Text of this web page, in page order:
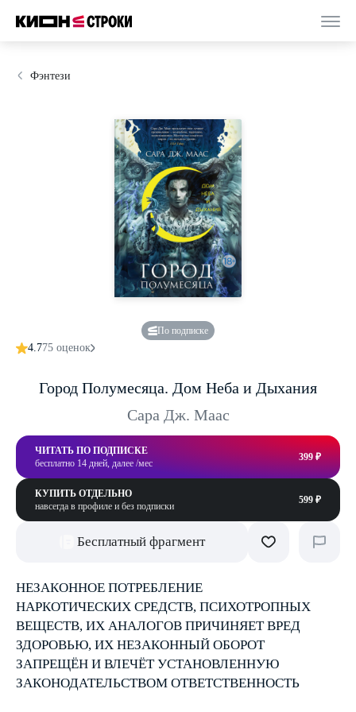
Фэнтези
По подписке
4.775 оценок
Город Полумесяца. Дом Неба и Дыхания
Сара Дж. Маас
ЧИТАТЬ ПО ПОДПИСКЕ
бесплатно 14 дней, далее /мес
399 ₽
КУПИТЬ ОТДЕЛЬНО
навсегда в профиле и без подписки
599 ₽
Бесплатный фрагмент
НЕЗАКОННОЕ ПОТРЕБЛЕНИЕ
НАРКОТИЧЕСКИХ СРЕДСТВ, ПСИХОТРОПНЫХ
ВЕЩЕСТВ, ИХ АНАЛОГОВ ПРИЧИНЯЕТ ВРЕД
ЗДОРОВЬЮ, ИХ НЕЗАКОННЫЙ ОБОРОТ
ЗАПРЕЩЁН И ВЛЕЧЁТ УСТАНОВЛЕННУЮ
ЗАКОНОДАТЕЛЬСТВОМ ОТВЕТСТВЕННОСТЬ